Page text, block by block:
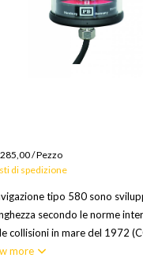
/Pezzo
di spedizione
tipo 580 sono
secondo le norme
collisioni in mare del 1972
more